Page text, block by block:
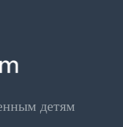
детям